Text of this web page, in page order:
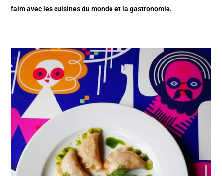
faim avec les cuisines du monde et la gastronomie.